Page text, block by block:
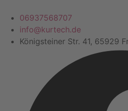
Inhalt
springen
06937568707
info@kurtech.de
Königsteiner Str. 41, 65929